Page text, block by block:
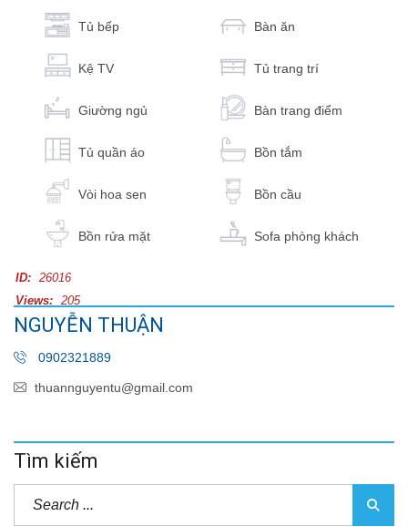
Tủ bếp Bàn ăn
Kệ TV Tủ trang trí
Giường ngủ Bàn trang điểm
Tủ quần áo Bồn tắm
Vòi hoa sen Bồn cầu
Bồn rửa mặt Sofa phòng khách
ID: 26016
Views: 205
NGUYỄN THUẬN
0902321889
thuannguyentu@gmail.com
Tìm kiếm